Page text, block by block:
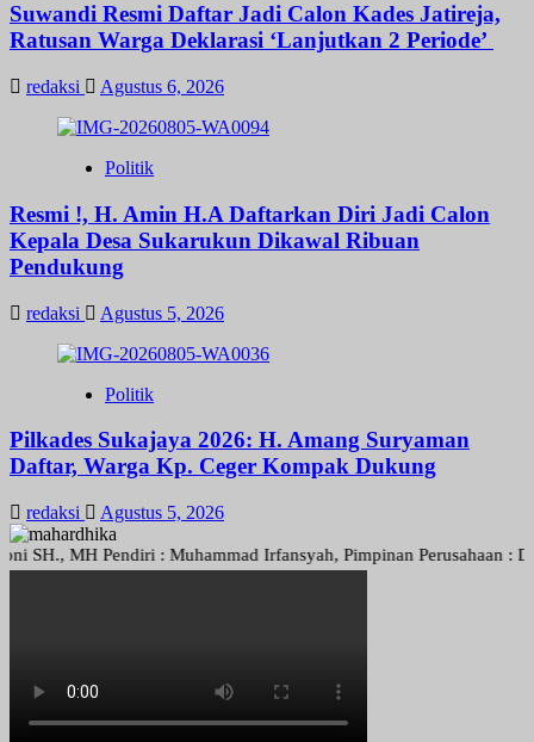
Suwandi Resmi Daftar Jadi Calon Kades Jatireja,
Ratusan Warga Deklarasi ‘Lanjutkan 2 Periode’
redaksi Agustus 6, 2026
Politik
Resmi !, H. Amin H.A Daftarkan Diri Jadi Calon
Kepala Desa Sukarukun Dikawal Ribuan
Pendukung
redaksi Agustus 5, 2026
Politik
Pilkades Sukajaya 2026: H. Amang Suryaman
Daftar, Warga Kp. Ceger Kompak Dukung
redaksi Agustus 5, 2026
MH Pendiri : Muhammad Irfansyah, Pimpinan Perusahaan :